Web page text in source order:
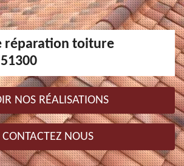
réparation toiture
NOS RÉALISATIONS
CONTACTEZ NOUS